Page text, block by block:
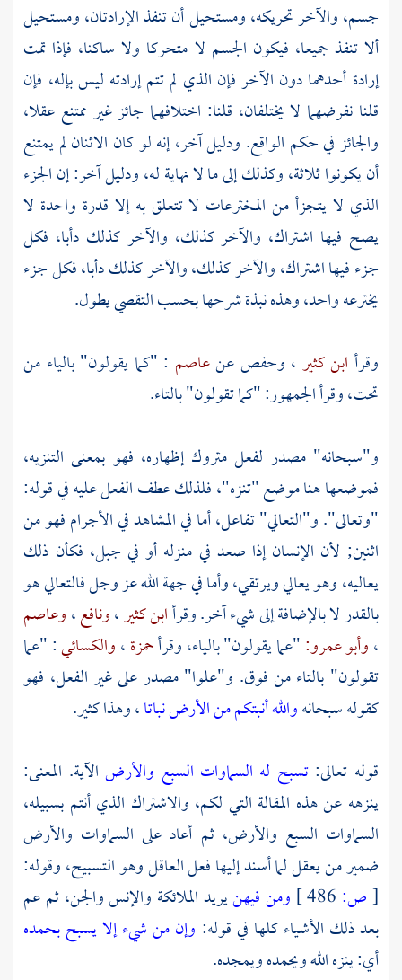
جسم، والآخر تحريكه، ومستحيل أن تنفذ الإرادتان، ومستحيل
ألا تنفذ جميعا، فيكون الجسم لا متحركا ولا ساكنا، فإذا تمت
إرادة أحدهما دون الآخر فإن الذي لم تتم إرادته ليس بإله، فإن
قلنا نفرضهما لا يختلفان، قلنا: اختلافهما جائز غير ممتنع عقلا،
والجائز في حكم الواقع. ودليل آخر، إنه لو كان الاثنان لم يمتنع
أن يكونوا ثلاثة، وكذلك إلى ما لا نهاية له، ودليل آخر: إن الجزء
الذي لا يتجزأ من المخترعات لا تتعلق به إلا قدرة واحدة لا
يصح فيها اشتراك، والآخر كذلك، والآخر كذلك دأبا، فكل
جزء فيها اشتراك، والآخر كذلك، والآخر كذلك دأبا، فكل جزء
يخترعه واحد، وهذه نبذة شرحها بحسب التقصي يطول.
وقرأ ابن كثير ، وحفصعنعاصم : "كما يقولون" بالياء من
تحت، وقرأ الجمهور: "كما تقولون" بالتاء.
و"سبحانه" مصدر لفعل متروك إظهاره، فهو بمعنى التنزيه،
فموضعها هنا موضع "تنزه"، فلذلك عطف الفعل عليه في قوله:
"وتعالى". و"التعالي" تفاعل، أما في المشاهد في الأجرام فهو من
اثنين; لأن الإنسان إذا صعد في منزله أو في جبل، فكأن ذلك
يعاليه، وهو يعالي ويرتقي، وأما في جهة الله عز وجل فالتعالي هو
بالقدر لا بالإضافة إلى شيء آخر. وقرأابن كثير،ونافع،وعاصم
،وأبو عمرو:"عما يقولون" بالياء، وقرأحمزة،والكسائي: "عما
تقولون" بالتاء من فوق. و"علوا" مصدر على غير الفعل، فهو
كقوله سبحانهوالله أنبتكم من الأرض نباتا، وهذا كثير.
قوله تعالى:تسبح له السماوات السبع والأرض الآية. المعنى:
ينزهه عن هذه المقالة التي لكم، والاشتراك الذي أنتم بسبيله،
السماوات السبع والأرض، ثم أعاد على السماوات والأرض
ضمير من يعقل لما أسند إليها فعل العاقل وهو التسبيح، وقوله:
[ص: ومن فيهنيريد الملائكة والإنس والجن، ثم عم
بعد ذلك الأشياء كلها في قوله: وإن من شيء إلا يسبح بحمده
أي: ينزه الله ويحمده ويمجده.